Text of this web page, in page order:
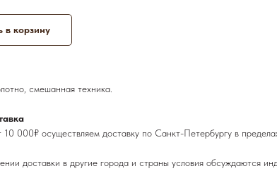
в корзину
смешанная техника.
10 000₽ осуществляем доставку по Санкт-Петербургу в
доставки в другие города и страны условия обсуждаются